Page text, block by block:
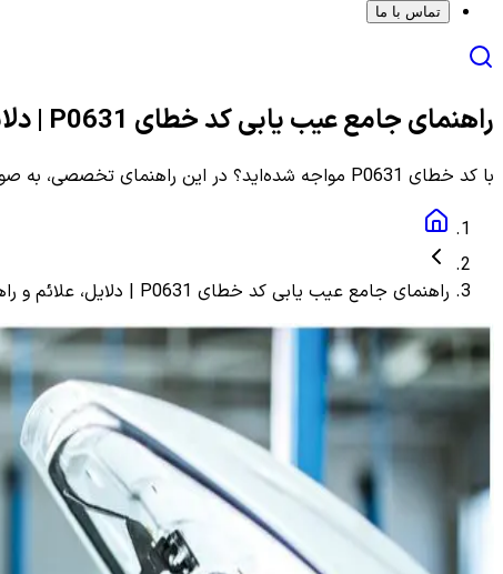
تماس با ما
راهنمای جامع عیب یابی کد خطای P0631 | دلایل، علائم و راهنمای مرحله به مرحله
با کد خطای P0631 مواجه شده‌اید؟ در این راهنمای تخصصی، به صورت گام به گام با دلایل، علائم و روش‌های دقیق عیب یابی و رفع این ارور آشنا شوید.
راهنمای جامع عیب یابی کد خطای P0631 | دلایل، علائم و راهنمای مرحله به مرحله